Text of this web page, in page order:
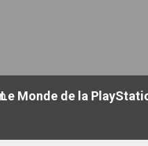
Le Monde de la